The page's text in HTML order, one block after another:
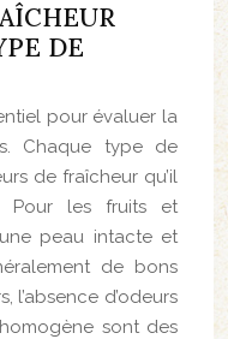
DE
pour évaluer la
Chaque type de
de fraîcheur qu’il
Pour les fruits et
peau intacte et
de bons
l’absence d’odeurs
sont des